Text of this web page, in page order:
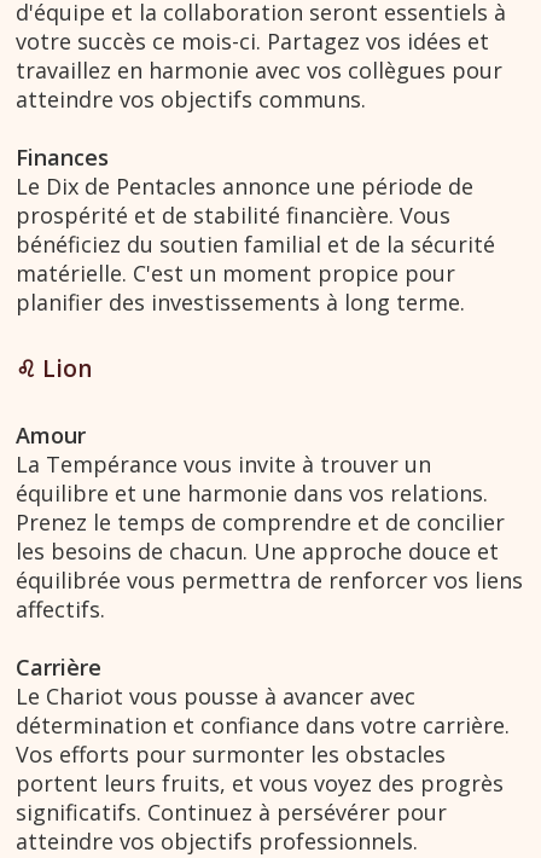
d'équipe et la collaboration seront essentiels à
votre succès ce mois-ci. Partagez vos idées et
travaillez en harmonie avec vos collègues pour
atteindre vos objectifs communs.
Finances
Le Dix de Pentacles annonce une période de
prospérité et de stabilité financière. Vous
bénéficiez du soutien familial et de la sécurité
matérielle. C'est un moment propice pour
planifier des investissements à long terme.
♌︎ Lion
Amour
La Tempérance vous invite à trouver un
équilibre et une harmonie dans vos relations.
Prenez le temps de comprendre et de concilier
les besoins de chacun. Une approche douce et
équilibrée vous permettra de renforcer vos liens
affectifs.
Carrière
Le Chariot vous pousse à avancer avec
détermination et confiance dans votre carrière.
Vos efforts pour surmonter les obstacles
portent leurs fruits, et vous voyez des progrès
significatifs. Continuez à persévérer pour
atteindre vos objectifs professionnels.